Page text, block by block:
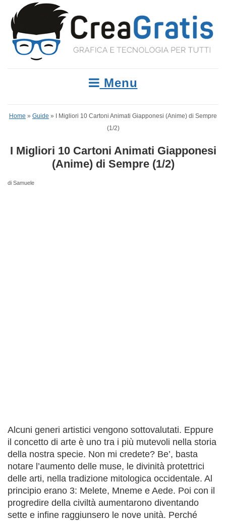
Menu
Home » Guide »
I Migliori 10 Cartoni Animati Giapponesi (Anime) di Sempre
(1/2)
I Migliori 10 Cartoni Animati Giapponesi
(Anime) di Sempre (1/2)
di Samuele
Alcuni generi artistici vengono sottovalutati. Eppure
il concetto di arte è uno tra i più mutevoli nella storia
della nostra specie. Non mi credete? Be’, basta
notare l’aumento delle muse, le divinità protettrici
delle arti, nella tradizione mitologica occidentale. Al
principio erano 3: Melete, Mneme e Aede. Poi con il
progredire della civiltà aumentarono diventando
sette e infine raggiunsero le nove unità. Perché